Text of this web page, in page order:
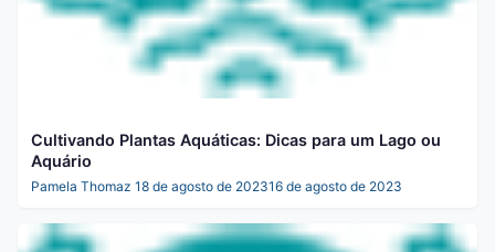
Cultivando Plantas Aquáticas: Dicas para um Lago ou
Aquário
Pamela Thomaz 18 de agosto de 202316 de agosto de 2023